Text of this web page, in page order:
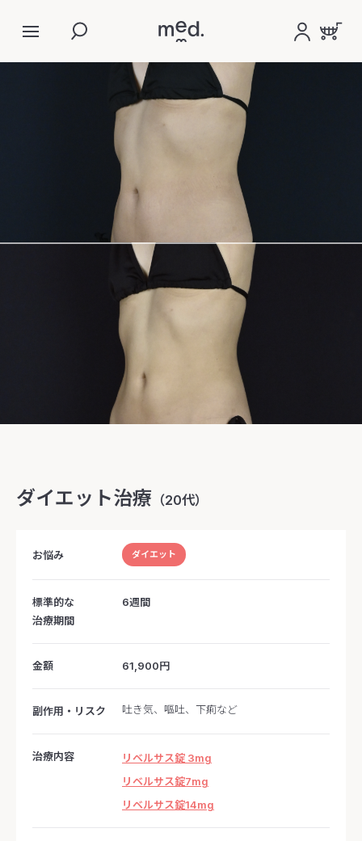
ダイエット治療 （20代）
お悩み ダイエット
標準的な
治療期間
6週間
金額 61,900円
副作用・リスク 吐き気、嘔吐、下痢など
治療内容
リベルサス錠 3mg
リベルサス錠7mg
リベルサス錠14mg